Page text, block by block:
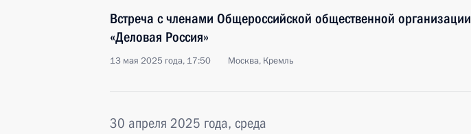
Встреча с членами Общероссийской общественной организации
«Деловая Россия»
13 мая 2025 года, 17:50 Москва, Кремль
30 апреля 2025 года, среда